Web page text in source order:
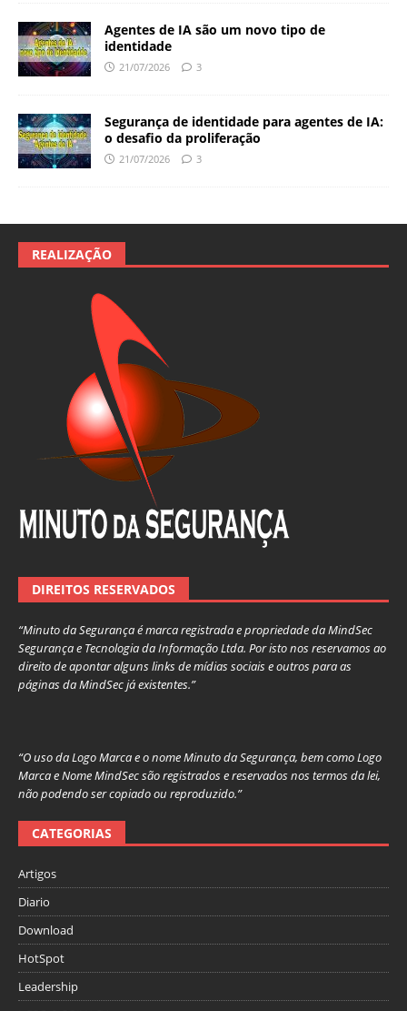
Agentes de IA são um novo tipo de
identidade
21/07/2026 3
Segurança de identidade para agentes de IA:
o desafio da proliferação
21/07/2026 3
REALIZAÇÃO
DIREITOS RESERVADOS
“Minuto da Segurança é marca registrada e propriedade da MindSec
Segurança e Tecnologia da Informação Ltda. Por isto nos reservamos ao
direito de apontar alguns links de mídias sociais e outros para as
páginas da MindSec já existentes.”
“O uso da Logo Marca e o nome Minuto da Segurança, bem como Logo
Marca e Nome MindSec são registrados e reservados nos termos da lei,
não podendo ser copiado ou reproduzido.”
CATEGORIAS
Artigos
Diario
Download
HotSpot
Leadership